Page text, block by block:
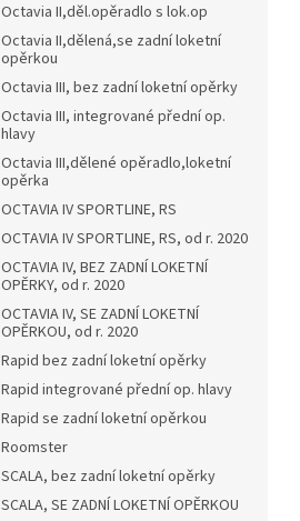
Octavia II,děl.opěradlo s lok.op
Octavia II,dělená,se zadní loketní
opěrkou
Octavia III, bez zadní loketní opěrky
Octavia III, integrované přední op.
hlavy
Octavia III,dělené opěradlo,loketní
opěrka
OCTAVIA IV SPORTLINE, RS
OCTAVIA IV SPORTLINE, RS, od r. 2020
OCTAVIA IV, BEZ ZADNÍ LOKETNÍ
OPĚRKY, od r. 2020
OCTAVIA IV, SE ZADNÍ LOKETNÍ
OPĚRKOU, od r. 2020
Rapid bez zadní loketní opěrky
Rapid integrované přední op. hlavy
Rapid se zadní loketní opěrkou
Roomster
SCALA, bez zadní loketní opěrky
SCALA, SE ZADNÍ LOKETNÍ OPĚRKOU